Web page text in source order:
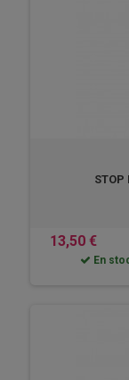
13,50 €
En